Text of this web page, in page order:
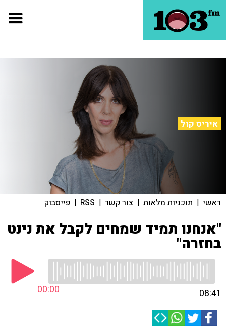
איריס קול
ראשי | תוכניות מלאות | צור קשר |
RSS
| פייסבוק
"אנחנו תמיד שמחים לקבל את נינט
בחזרה"
00:00 08:41